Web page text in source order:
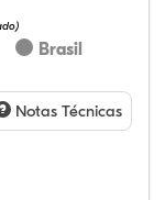
Brasil
Notas Técnicas